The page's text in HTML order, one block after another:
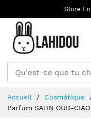
Store
au
contenu
Accueil
Cosmétique
Parfum SATIN OUD-